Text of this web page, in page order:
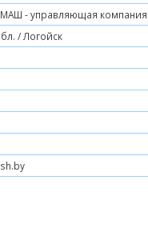
- управляющая компания
/ Логойск